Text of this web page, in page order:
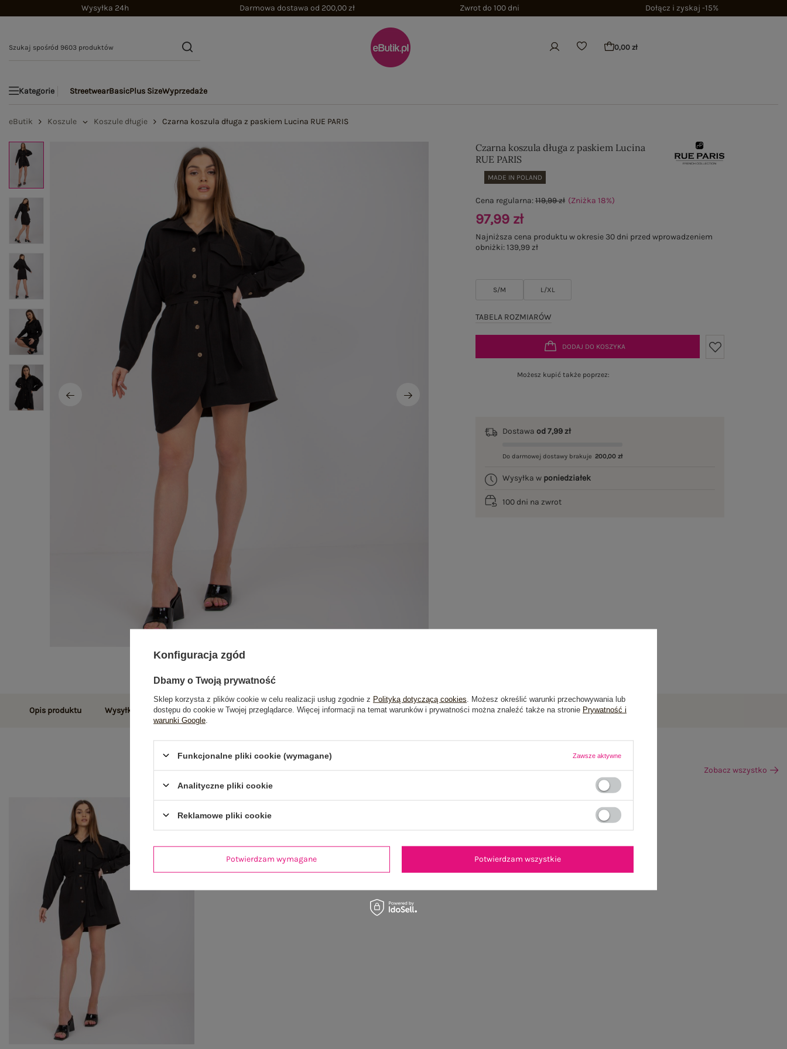
Wysyłka 24h Darmowa dostawa od 200,00 zł Zwrot do 100 dni Dołącz i zyskaj -15%
0,00 zł
Kategorie StreetwearBasicPlus SizeWyprzedaże
eButik Koszule Koszule długie Czarna koszula długa z paskiem Lucina RUE PARIS
Czarna koszula długa z paskiem Lucina
RUE PARIS
MADE IN POLAND
S/M L/XL
TABELA ROZMIARÓW
Cena regularna:119,99 zł (Zniżka18%)
97,99 zł
Najniższa cena produktu w okresie 30 dni przed wprowadzeniem
obniżki:139,99 zł
DODAJ DO KOSZYKA
Możesz kupić także poprzez:
Dostawaod 7,99 zł
Do darmowej dostawy brakuje 200,00 zł
Wysyłka w poniedziałek
100 dni na zwrot
Opis produktu Wysyłka i dostawa Zwroty i reklamacje Opinie o produkcie(0)
Zobacz wszystko
Konfiguracja zgód
Dbamy o Twoją prywatność
Sklep korzysta z plików cookie w celu realizacji usług zgodnie z Polityką dotyczącą cookies . Możesz określić warunki przechowywania lub
dostępu do cookie w Twojej przeglądarce. Więcej informacji na temat warunków i prywatności można znaleźć także na stronie Prywatność i
warunki Google
Funkcjonalne pliki cookie (wymagane) Zawsze aktywne
Analityczne pliki cookie
Reklamowe pliki cookie
Potwierdzam wymagane Potwierdzam wszystkie